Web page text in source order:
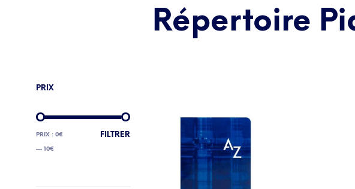
Répertoire
PRIX
PRIX
MIN
PRIX
MAX
FILTRER
PRIX : 0€
— 10€